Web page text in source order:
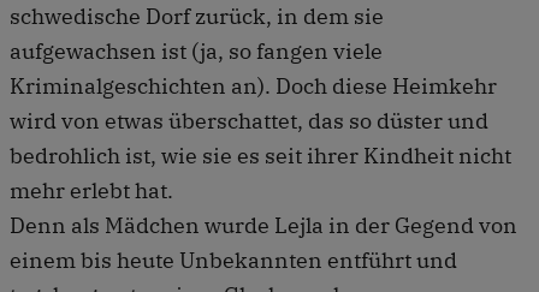
schwedische Dorf zurück, in dem sie
aufgewachsen ist (ja, so fangen viele
Kriminalgeschichten an). Doch diese Heimkehr
wird von etwas überschattet, das so düster und
bedrohlich ist, wie sie es seit ihrer Kindheit nicht
mehr erlebt hat.
Denn als Mädchen wurde Lejla in der Gegend von
einem bis heute Unbekannten entführt und